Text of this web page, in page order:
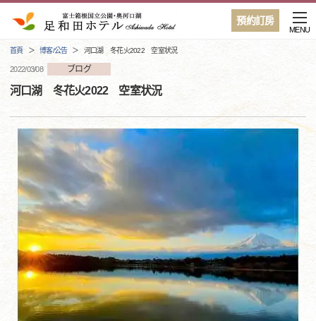
預約訂房
MENU
首頁 博客/公告 河口湖 冬花火2022 空室状況
2022/03/08 ブログ
河口湖 冬花火2022 空室状況